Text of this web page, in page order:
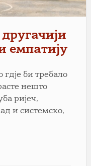
емпатију
би требало
нешто
ријеч,
и системско,